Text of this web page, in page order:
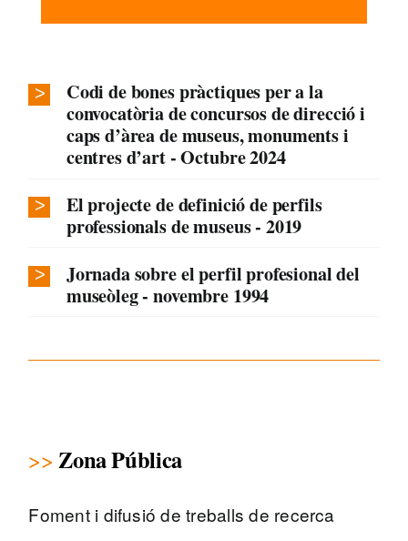
Codi de bones pràctiques per a la
convocatòria de concursos de direcció i
caps d’àrea de museus, monuments i
centres d’art - Octubre 2024
El projecte de definició de perfils
professionals de museus - 2019
Jornada sobre el perfil profesional del
museòleg - novembre 1994
Zona Pública
Foment i difusió de treballs de recerca